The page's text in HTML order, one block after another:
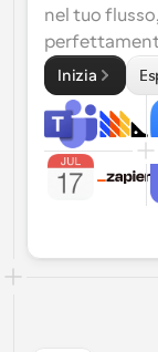
nel tuo
Inizia